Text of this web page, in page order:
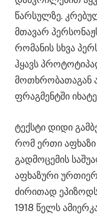
წარსულზე.
მთავარ
რომანის სხვა
ჰყავს
მოთხრობათაგან
ფრაგმენტში
ტექსტი დიდი
რომ ერთი აფხაზი
გადმოცემის
აფხაზური
ძირითად
1918 წელს